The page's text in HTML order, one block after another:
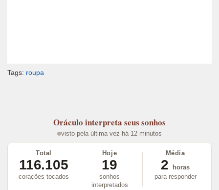
Tags: roupa
Oráculo interpreta seus sonhos
visto pela última vez há 12 minutos
Total
116.105
corações tocados
Hoje
19
sonhos
interpretados
Média
2
horas
para responder